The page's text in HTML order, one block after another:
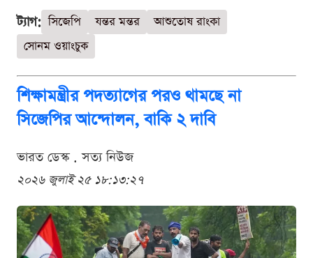
ট্যাগ: সিজেপি যন্তর মন্তর
আশুতোষ রাংকা
সোনম ওয়াংচুক
শিক্ষামন্ত্রীর পদত্যাগের পরও থামছে না
সিজেপির আন্দোলন, বাকি ২ দাবি
ভারত ডেস্ক . সত্য নিউজ
২০২৬ জুলাই ২৫ ১৮:১৩:২৭